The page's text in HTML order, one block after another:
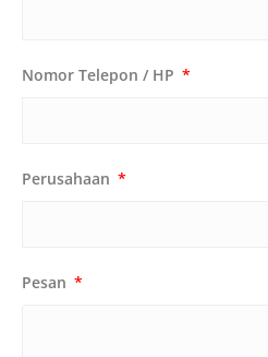
Nomor Telepon / HP
Perusahaan
Pesan